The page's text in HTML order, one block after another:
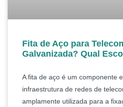
Fita de Aço para
Galvanizada? Qual
A fita de aço é um componente
infraestrutura de redes de
amplamente utilizada para a